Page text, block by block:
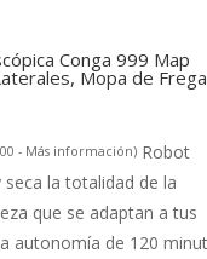
Conga 999 Map
Mopa de
- Más información) Robot
la totalidad de la
que se adaptan a tus
autonomía de 120